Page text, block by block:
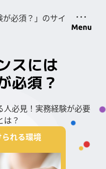
が必須？」のサイ
れる環境
人必見！実務経験が必要
は？